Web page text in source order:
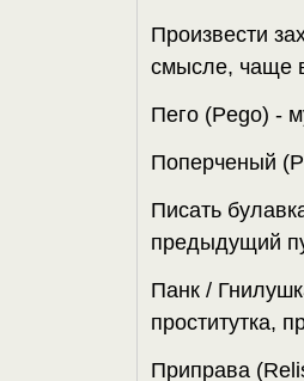
Произвести
смысле, чаще
Пего (Pego) -
Поперченый
Писать
предыдущий
Панк /
проститутка,
Приправа